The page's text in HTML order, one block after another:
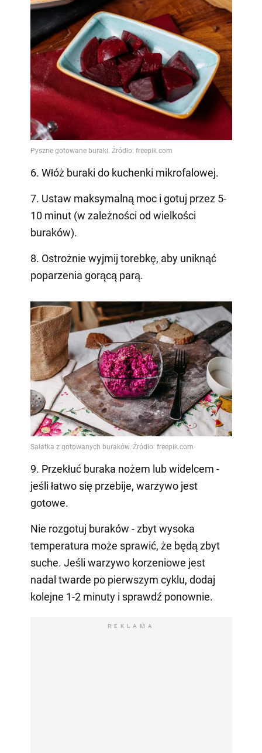
6. Włóż buraki do kuchenki mikrofalowej.
7. Ustaw maksymalną moc i gotuj przez 5-
10 minut (w zależności od wielkości
buraków).
8. Ostrożnie wyjmij torebkę, aby uniknąć
poparzenia gorącą parą.
9. Przekłuć buraka nożem lub widelcem -
jeśli łatwo się przebije, warzywo jest
gotowe.
Nie rozgotuj buraków - zbyt wysoka
temperatura może sprawić, że będą zbyt
suche. Jeśli warzywo korzeniowe jest
nadal twarde po pierwszym cyklu, dodaj
kolejne 1-2 minuty i sprawdź ponownie.
REKLAMA